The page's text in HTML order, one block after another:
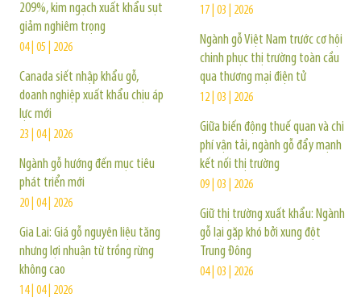
209%, kim ngạch xuất khẩu sụt
giảm nghiêm trọng
04 | 05 | 2026
Canada siết nhập khẩu gỗ,
doanh nghiệp xuất khẩu chịu áp
lực mới
23 | 04 | 2026
Ngành gỗ hướng đến mục tiêu
phát triển mới
20 | 04 | 2026
Gia Lai: Giá gỗ nguyên liệu tăng
nhưng lợi nhuận từ trồng rừng
không cao
14 | 04 | 2026
17 | 03 | 2026
Ngành gỗ Việt Nam trước cơ hội
chinh phục thị trường toàn cầu
qua thương mại điện tử
12 | 03 | 2026
Giữa biến động thuế quan và chi
phí vận tải, ngành gỗ đẩy mạnh
kết nối thị trường
09 | 03 | 2026
Giữ thị trường xuất khẩu: Ngành
gỗ lại gặp khó bởi xung đột
Trung Đông
04 | 03 | 2026